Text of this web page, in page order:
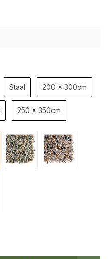
Staal 200 x 300cm
250 x 350cm